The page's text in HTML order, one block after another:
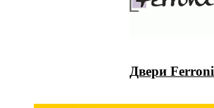
Двери Ferroni